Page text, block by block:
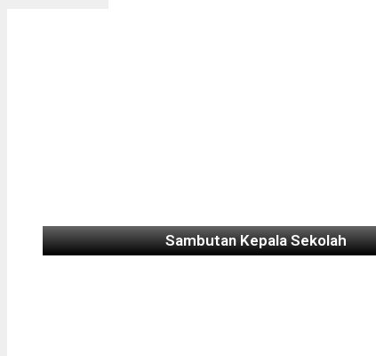
Sambutan Kepala Sekolah